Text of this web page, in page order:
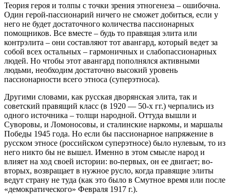
Теория героя и толпы с точки зрения этногенеза – ошибочна.
Один герой-пассионарий ничего не сможет добиться, если у
него не будет достаточного количества пассионарных
помощников. Все вместе – будь то правящая элита или
контрэлита – они составляют тот авангард, который ведет за
собой всех остальных – гармоничных и слабопассионарных
людей. Но чтобы этот авангард пополнялся активными
людьми, необходим достаточно высокий уровень
пассионарности всего этноса (суперэтноса).
Другими словами, как русская дворянская элита, так и
советский правящий класс (в 1920 — 50-х гг.) черпались из
одного источника – толщи народной. Оттуда вышли и
Суворовы, и Ломоносовы, и сталинские наркомы, и маршалы
Победы 1945 года. Но если бы пассионарное напряжение в
русском этносе (российском суперэтносе) было нулевым, то из
него никто бы не вышел. Именно в этом смысле народ и
влияет на ход своей истории: во-первых, он ее двигает; во-
вторых, возвращает в нужное русло, когда правящие элиты
ведут страну не туда (как это было в Смутное время или после
«демократического» Февраля 1917 г.).